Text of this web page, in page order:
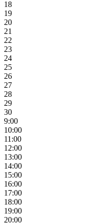
18
19
20
21
22
23
24
25
26
27
28
29
30
9:00
10:00
11:00
12:00
13:00
14:00
15:00
16:00
17:00
18:00
19:00
20:00